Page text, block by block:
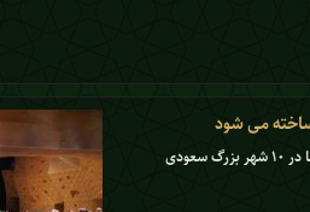
با شروع سال ۲۰۲۲ پروژهٔ تکمیل ساخت ۶۰۰ سینما در ۱۰ شهر بزرگ سعودی